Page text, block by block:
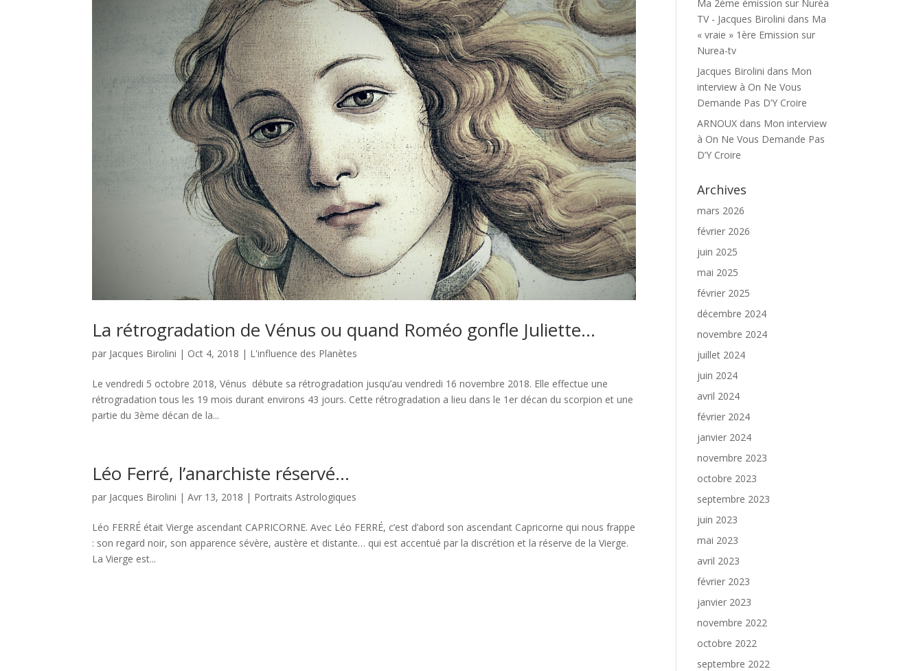
La rétrogradation de Vénus ou quand Roméo gonfle Juliette…
par Jacques Birolini | Oct 4, 2018 | L'influence des Planètes
Le vendredi 5 octobre 2018, Vénus débute sa rétrogradation jusqu’au vendredi 16 novembre 2018. Elle effectue une
rétrogradation tous les 19 mois durant environs 43 jours. Cette rétrogradation a lieu dans le 1er décan du scorpion et une
partie du 3ème décan de la...
Léo Ferré, l’anarchiste réservé…
par Jacques Birolini |Avr 13, 2018 | Portraits Astrologiques
Léo FERRÉ était Vierge ascendant CAPRICORNE. Avec Léo FERRÉ, c’est d’abord son ascendant Capricorne qui nous frappe
: son regard noir, son apparence sévère, austère et distante… qui est accentué par la discrétion et la réserve de la Vierge.
La Vierge est...
Ma 2ème émission sur Nuréa
TV - Jacques Birolini dans Ma
« vraie » 1ère Emission sur
Nurea-tv
Jacques Birolini dans Mon
interview à On Ne Vous
Demande Pas D’Y Croire
ARNOUX dans Mon interview
à On Ne Vous Demande Pas
D’Y Croire
Archives
mars 2026
février 2026
juin 2025
mai 2025
février 2025
décembre 2024
novembre 2024
juillet 2024
juin 2024
avril 2024
février 2024
janvier 2024
novembre 2023
octobre 2023
septembre 2023
juin 2023
mai 2023
avril 2023
février 2023
janvier 2023
novembre 2022
octobre 2022
septembre 2022